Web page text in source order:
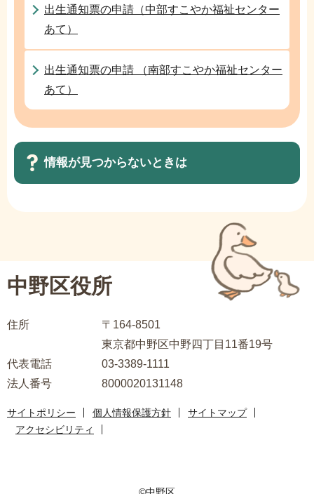
出生通知票の申請（中部すこやか福祉センター
あて）
出生通知票の申請 （南部すこやか福祉センター
あて）
情報が見つからないときは
ゲ
シ
ン
こ
ま
中野区役所
住所
〒164-8501
東京都中野区中野四丁目11番19号
代表電話
03-3389-1111
法人番号
8000020131148
サイトポリシー 個人情報保護方針
サイトマップ
アクセシビリティ
©中野区